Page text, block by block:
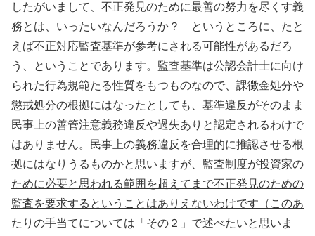
したがいまして、不正発見のために最善の努力を尽くす義
務とは、いったいなんだろうか？ というところに、たと
えば不正対応監査基準が参考にされる可能性があるだろ
う、ということであります。監査基準は公認会計士に向け
られた行為規範たる性質をもつものなので、課徴金処分や
懲戒処分の根拠にはなったとしても、基準違反がそのまま
民事上の善管注意義務違反や過失ありと認定されるわけで
はありません。民事上の義務違反を合理的に推認させる根
拠にはなりうるものかと思いますが、 監査制度が投資家の
ために必要と思われる範囲を超えてまで不正発見のための
監査を要求するということはありえないわけです（このあ
たりの手当てについては「その２」で述べたいと思いま